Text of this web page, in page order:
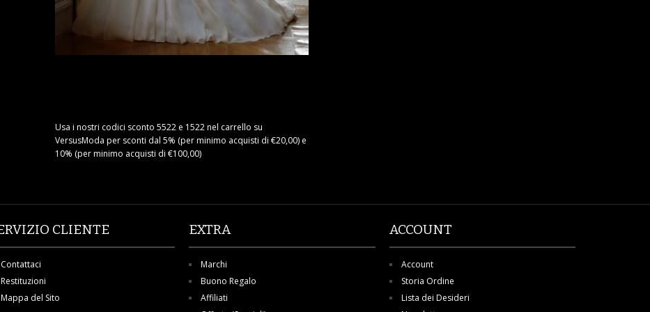
Usa i nostri codici sconto 5522 e 1522 nel carrello su
VersusModa per sconti dal 5% (per minimo acquisti di €20,00) e
10% (per minimo acquisti di €100,00)
CLIENTE
Contattaci
Restituzioni
Mappa del Sito
EXTRA
Marchi
Buono Regalo
Affiliati
ACCOUNT
Account
Storia Ordine
Lista dei Desideri